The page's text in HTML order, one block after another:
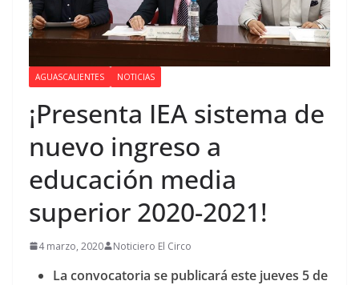
AGUASCALIENTES NOTICIAS
¡Presenta IEA sistema de
nuevo ingreso a
educación media
superior 2020-2021!
4 marzo, 2020 Noticiero El Circo
La convocatoria se publicará este jueves 5 de